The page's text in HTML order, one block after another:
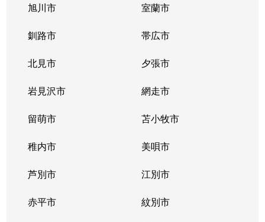
旭川市 室蘭市
釧路市 帯広市
北見市 夕張市
岩見沢市 網走市
留萌市 苫小牧市
稚内市 美唄市
芦別市 江別市
赤平市 紋別市